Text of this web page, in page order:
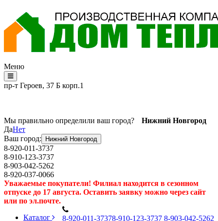
Меню
пр-т Героев, 37 Б корп.1
Мы правильно определили ваш город?
Нижний Новгород
ДаНет
Ваш город:
Нижний Новгород
8-920-011-3737
8-910-123-3737
8-903-042-5262
8-920-037-0066
Уважаемые покупатели! Филиал находится в сезонном
отпуске до 17 августа. Оставить заявку можно через сайт
или по эл.почте.
8-920-011-37378-910-123-3737 8-903-042-5262
Каталог